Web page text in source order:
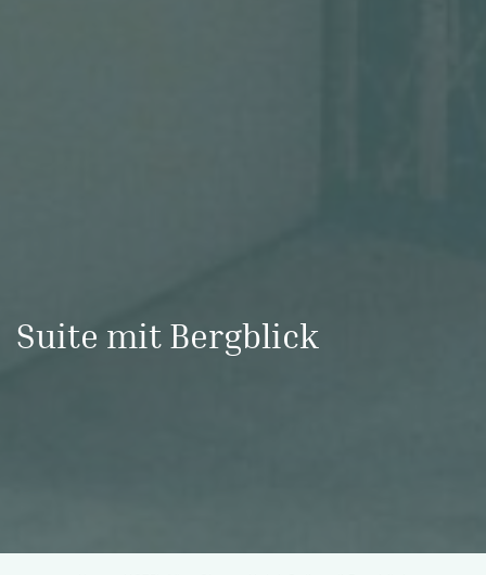
Suite mit Bergblick